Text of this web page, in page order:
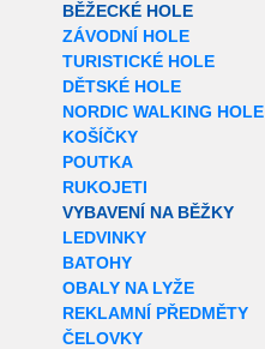
BĚŽECKÉ HOLE
ZÁVODNÍ HOLE
TURISTICKÉ HOLE
DĚTSKÉ HOLE
NORDIC WALKING HOLE
KOŠÍČKY
POUTKA
RUKOJETI
VYBAVENÍ NA BĚŽKY
LEDVINKY
BATOHY
OBALY NA LYŽE
REKLAMNÍ PŘEDMĚTY
ČELOVKY